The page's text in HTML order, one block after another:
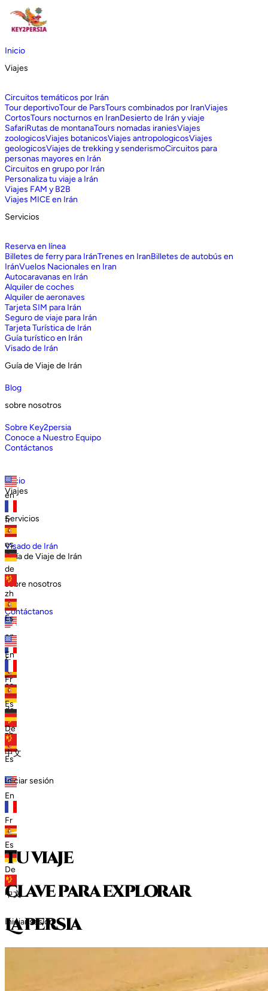
Inicio
Viajes
Circuitos temáticos por Irán
Tour deportivoTour de ParsTours combinados por IranViajes
CortosTours nocturnos en IranDesierto de Irán y viaje
SafariRutas de montanaTours nomadas iraniesViajes
zoologicosViajes botanicosViajes antropologicosViajes
geologicosViajes de trekking y senderismoCircuitos para
personas mayores en Irán
Circuitos en grupo por Irán
Personaliza tu viaje a Irán
Viajes FAM y B2B
Viajes MICE en Irán
Servicios
Reserva en línea
Billetes de ferry para IránTrenes en IranBilletes de autobús en
IránVuelos Nacionales en Iran
Autocaravanas en Irán
Alquiler de coches
Alquiler de aeronaves
Tarjeta SIM para Irán
Seguro de viaje para Irán
Tarjeta Turística de Irán
Guía turístico en Irán
Visado de Irán
Guía de Viaje de Irán
Blog
sobre nosotros
Sobre Key2persia
Conoce a Nuestro Equipo
Contáctanos
Inicio
Viajes
Servicios
Visado de Irán
Guía de Viaje de Irán
sobre nosotros
Contáctanos
en
fr
es
de
zh
Es
En
Fr
Es
De
中文
Iniciar sesión
en
fr
es
de
zh
Es
En
Fr
Es
De
中文
Iniciar sesión
tu viaje
clave para explorar
Lapersia